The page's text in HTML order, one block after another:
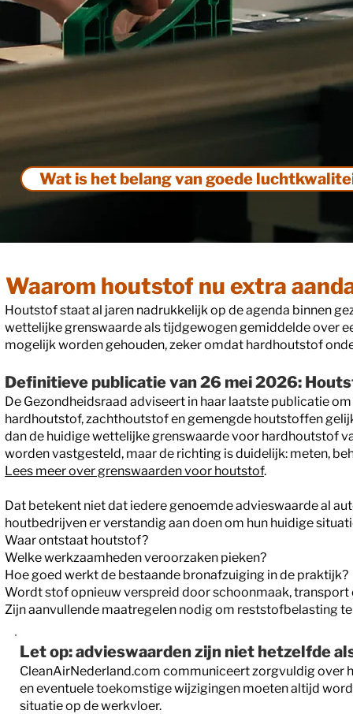
Wat is het belang van goede
Waarom houtstof nu extra
Houtstof staat al jaren nadrukkelijk op de agenda binnen
wettelijke grenswaarde als tijdgewogen gemiddelde over
mogelijk worden gehouden, zeker omdat hardhoutstof
Definitieve publicatie van 26 mei 2026:
De Gezondheidsraad adviseert in haar laatste publicatie
hardhoutstof, zachthoutstof en gemengde houtstoffen
dan de huidige wettelijke grenswaarde voor hardhoutstof
worden vastgesteld, maar de richting is duidelijk: meten,
Lees meer over grenswaarden voor houtstof.​
Dat betekent niet dat iedere genoemde advieswaarde al
houtbedrijven er verstandig aan doen om hun huidige
Waar ontstaat houtstof?
Welke werkzaamheden veroorzaken pieken?
Hoe goed werkt de bestaande bronafzuiging in de praktijk?
Wordt stof opnieuw verspreid door schoonmaak,
Zijn aanvullende maatregelen nodig om reststofbelasting
Let op: advieswaarden zijn niet hetzelfde
CleanAirNederland.com communiceert zorgvuldig over
en eventuele toekomstige wijzigingen moeten altijd
situatie op de werkvloer.